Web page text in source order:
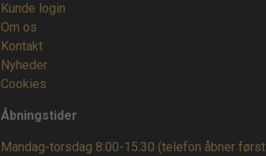
Kunde login
Om os
Kontakt
Nyheder
Cookies
Åbningstider
Mandag-torsdag 8:00-15:30 (telefon åbner først